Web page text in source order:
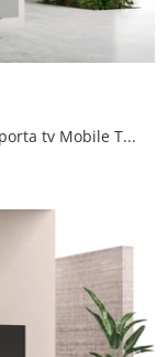
Clicca e ottieni informazioni sul mobile porta tv Mobile TV con piedini sm2354 di Maronese: realizzato in melaminico, ben si inserisce in spazi ...